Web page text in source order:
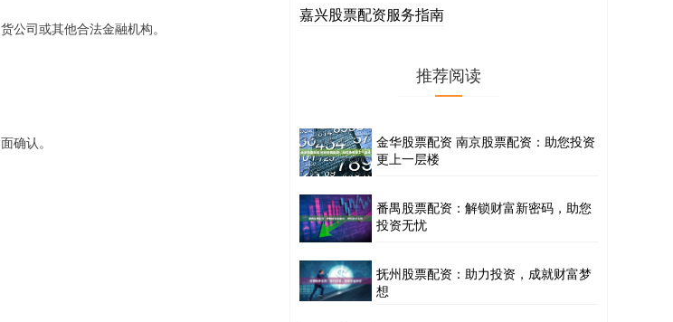
公司或其他合法金融机构。
确认。
嘉兴股票配资服务指南
推荐阅读
金华股票配资 南京股票配资：助您投资
更上一层楼
番禺股票配资：解锁财富新密码，助您
投资无忧
抚州股票配资：助力投资，成就财富梦
想